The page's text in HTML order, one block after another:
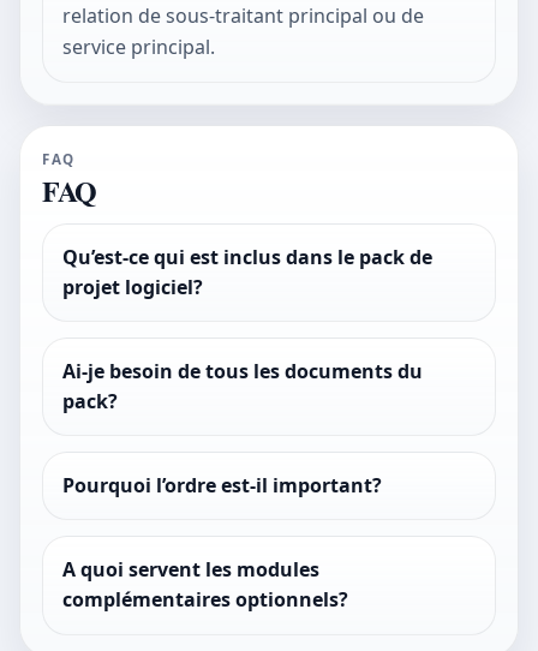
relation de sous-traitant principal ou de
service principal.
FAQ
FAQ
Qu’est-ce qui est inclus dans le pack de
projet logiciel?
Ai-je besoin de tous les documents du
pack?
Pourquoi l’ordre est-il important?
A quoi servent les modules
complémentaires optionnels?